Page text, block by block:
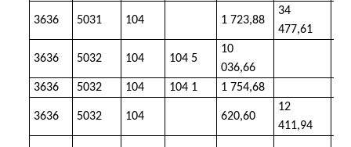
3636 5031 104 1 723,88
34
477,61
3636 5032 104 104 5
10
036,66
3636 5032 104 104 1 1 754,68
3636 5032 104 620,60
12
411,94